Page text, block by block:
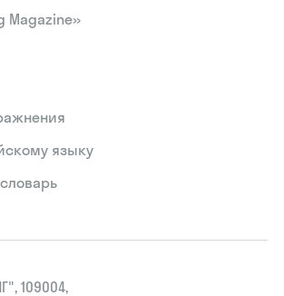
Magazine»
языку
109004,